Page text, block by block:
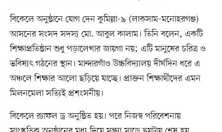
বিকেলে অনুষ্ঠানে যোগ দেন কুমিল্লা-৯ (লাকসাম-মনোহরগঞ্জ)
আসনের সংসদ সদস্য মো. আবুল কালাম। তিনি বলেন, একটি
শিক্ষাপ্রতিষ্ঠান শুধু পড়ালেখার জায়গা নয়; এটি মানুষের চরিত্র ও
ভবিষ্যৎ গঠনের স্থান। মান্দারগাঁও উচ্চবিদ্যালয় দীর্ঘদিন ধরে এ
অঞ্চলে শিক্ষার আলো ছড়িয়ে যাচ্ছে। প্রাক্তন শিক্ষার্থীদের এমন
মিলনমেলা সত্যিই প্রশংসনীয়।
বিকেলে র‌্যাফল ড্র অনুষ্ঠিত হয়। পরে নিজস্ব পরিবেশনায়